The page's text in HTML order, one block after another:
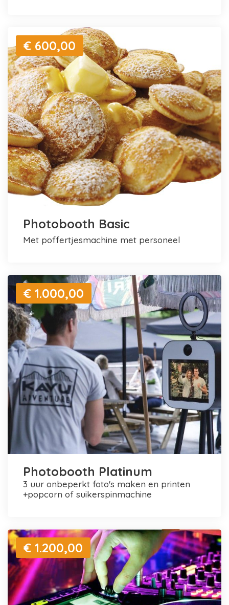
€ 600,00
Photobooth Basic
met poffertjesmachine met personeel
€ 1.000,00
Photobooth Platinum
3 uur onbeperkt foto's maken en printen
+popcorn of suikerspinmachine
€ 1.200,00